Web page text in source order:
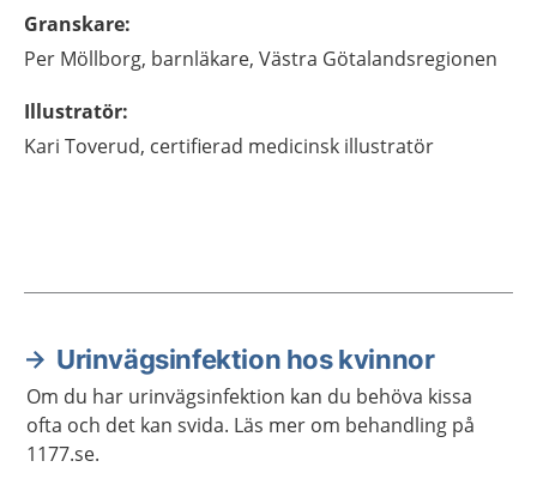
Granskare:
Per Möllborg, barnläkare, Västra Götalandsregionen
Illustratör:
Kari Toverud, certifierad medicinsk illustratör
Aktuella artiklar
Urinvägsinfektion hos kvinnor
Om du har urinvägsinfektion kan du behöva kissa
ofta och det kan svida. Läs mer om behandling på
1177.se.